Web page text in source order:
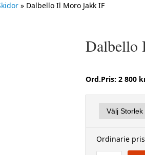
» Dalbello Il Moro Jakk IF
Dalbello
Ord.Pris: 2 800
Ordinarie pris